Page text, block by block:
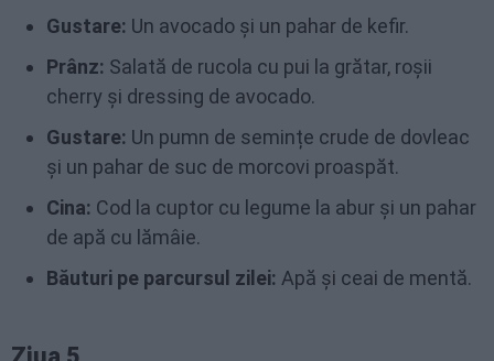
Gustare: Un avocado și un pahar de kefir.
Prânz: Salată de rucola cu pui la grătar, roșii
cherry și dressing de avocado.
Gustare: Un pumn de semințe crude de dovleac
și un pahar de suc de morcovi proaspăt.
Cina: Cod la cuptor cu legume la abur și un pahar
de apă cu lămâie.
Băuturi pe parcursul zilei: Apă și ceai de mentă.